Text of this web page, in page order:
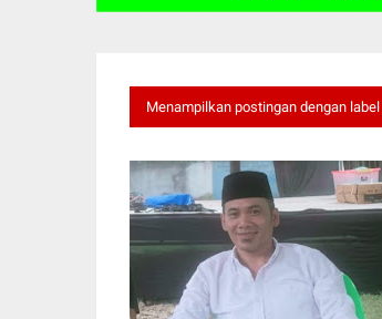
Menampilkan postingan dengan label